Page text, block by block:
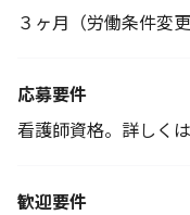
３ヶ月（労働条件変更
応募要件
看護師資格。詳しく
歓迎要件